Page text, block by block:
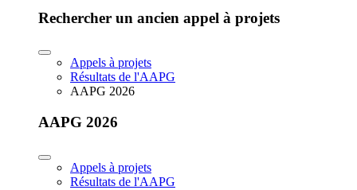
Rechercher un ancien appel à projets
Appels à projets
Résultats de l'AAPG
AAPG 2026
AAPG 2026
Appels à projets
Résultats de l'AAPG